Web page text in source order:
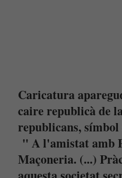
Caricatura
caire republicà de
republicans,
" A l'amistat amb
Maçoneria. (...)